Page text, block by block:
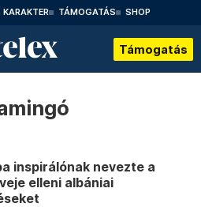
KARAKTER TÁMOGATÁS SHOP
Támogatás
inspirálónak nevezte a
elleni albániai